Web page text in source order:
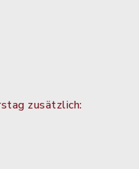
zusätzlich: